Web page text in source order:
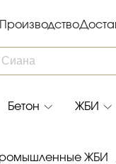
Производство
Бетон ЖБИ
ЖБИ